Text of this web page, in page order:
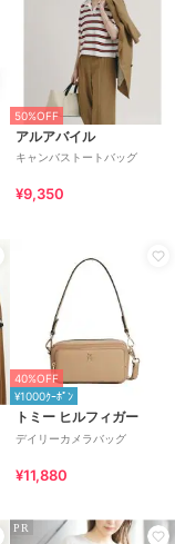
50%OFF
アルアバイル
キャンバストートバッグ
¥9,350
40%OFF
¥1000ｸｰﾎﾟﾝ
トミー ヒルフィガー
デイリーカメラバッグ
¥11,880
PR